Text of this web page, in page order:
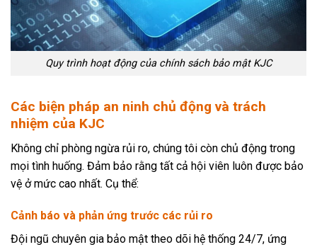
Quy trình hoạt động của chính sách bảo mật KJC
Các biện pháp an ninh chủ động và trách
nhiệm của KJC
Không chỉ phòng ngừa rủi ro, chúng tôi còn chủ động trong
mọi tình huống. Đảm bảo rằng tất cả hội viên luôn được bảo
vệ ở mức cao nhất. Cụ thể:
Cảnh báo và phản ứng trước các rủi ro
Đội ngũ chuyên gia bảo mật theo dõi hệ thống 24/7, ứng